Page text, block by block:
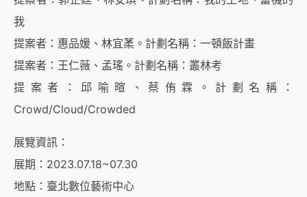
我
提案者：惠品媛、林宜葇。計劃名稱：一頓飯計畫
提案者：王仁薇、孟瑤。計劃名稱：叢林考
提案者：邱喻暄、蔡侑霖。計劃名稱：
Crowd/Cloud/Crowded
展覽資訊：
展期：2023.07.18~07.30
地點：臺北數位藝術中心